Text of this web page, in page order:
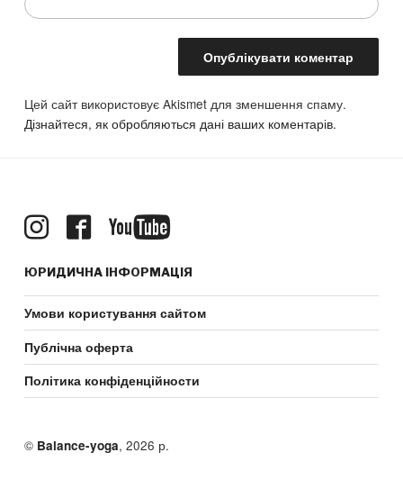
Цей сайт використовує Akismet для зменшення спаму.
Дізнайтеся, як обробляються дані ваших коментарів.
ЮРИДИЧНА ІНФОРМАЦІЯ
Умови користування сайтом
Публічна оферта
Політика конфіденційности
© Balance-yoga, 2026 р.